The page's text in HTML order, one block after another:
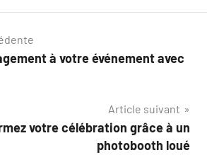
à votre événement avec
Article suivant
votre célébration grâce à un
photobooth loué